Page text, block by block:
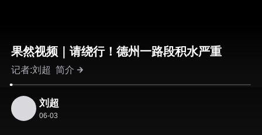
果然视频｜请绕行！德州一路段积水严重
记者:刘超简介
刘超
06-03